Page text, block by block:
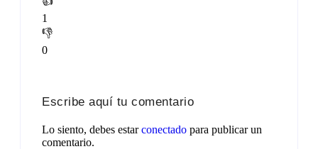
1
👎
0
Escribe aquí tu comentario
Lo siento, debes estarconectado para publicar un
comentario.